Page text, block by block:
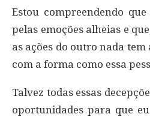
Estou compreendendo
pelas emoções alheias e
as ações do outro nada
com a forma como essa
Talvez todas essas
oportunidades para que